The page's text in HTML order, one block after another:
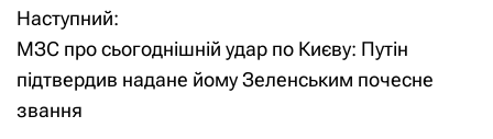
в
і
г
Наступний:
МЗС про сьогоднішній удар по Києву: Путін
підтвердив надане йому Зеленським почесне
звання